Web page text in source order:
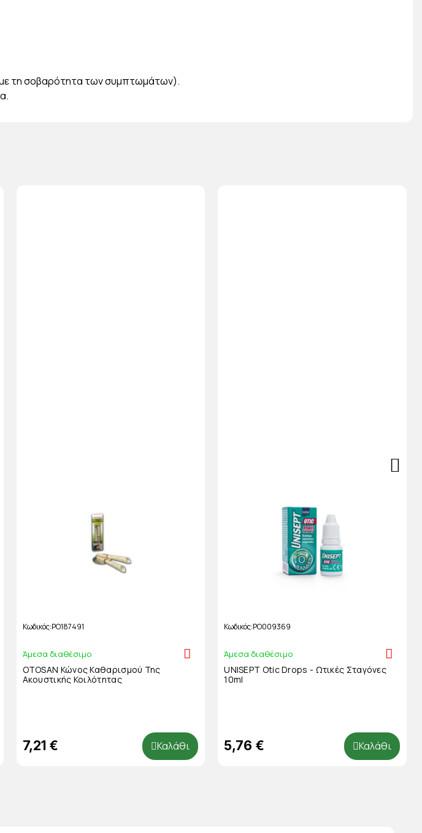
με τη σοβαρότητα των συμπτωμάτων).
Κωδικός PO187491
Άμεσα διαθέσιμο
OTOSAN Κώνος Καθαρισμού Της
Ακουστικής Κοιλότητας
7,21 € Καλάθι
Κωδικός PO009369
Άμεσα διαθέσιμο
UNISEPT Otic Drops - Ωτικές Σταγόνες
10ml
5,76 € Καλάθι